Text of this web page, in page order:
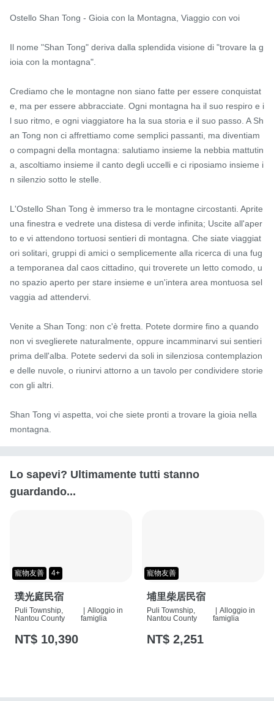
Ostello Shan Tong - Gioia con la Montagna, Viaggio con voi
Il nome "Shan Tong" deriva dalla splendida visione di "trovare la g
ioia con la montagna".
Crediamo che le montagne non siano fatte per essere conquistat
e, ma per essere abbracciate. Ogni montagna ha il suo respiro e i
l suo ritmo, e ogni viaggiatore ha la sua storia e il suo passo. A Sh
an Tong non ci affrettiamo come semplici passanti, ma diventiam
o compagni della montagna: salutiamo insieme la nebbia mattutin
a, ascoltiamo insieme il canto degli uccelli e ci riposiamo insieme i
n silenzio sotto le stelle.
L'Ostello Shan Tong è immerso tra le montagne circostanti. Aprite
una finestra e vedrete una distesa di verde infinita; Uscite all'aper
to e vi attendono tortuosi sentieri di montagna. Che siate viaggiat
ori solitari, gruppi di amici o semplicemente alla ricerca di una fug
a temporanea dal caos cittadino, qui troverete un letto comodo, u
no spazio aperto per stare insieme e un'intera area montuosa sel
vaggia ad attendervi.
Venite a Shan Tong: non c'è fretta. Potete dormire fino a quando
non vi sveglierete naturalmente, oppure incamminarvi sui sentieri
prima dell'alba. Potete sedervi da soli in silenziosa contemplazion
e delle nuvole, o riunirvi attorno a un tavolo per condividere storie
con gli altri.
Shan Tong vi aspetta, voi che siete pronti a trovare la gioia nella
montagna.
Lo sapevi? Ultimamente tutti stanno
guardando...
寵物友善 4+
璞光庭民宿
Puli Township,
Nantou County
Alloggio in
famiglia
NT$ 10,390
寵物友善
埔里柴居民宿
Puli Township,
Nantou County
Alloggio in
famiglia
NT$ 2,251